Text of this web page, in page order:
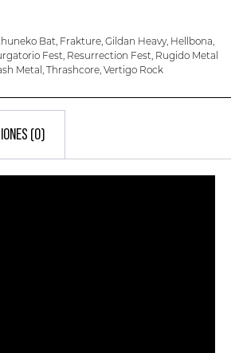
Bat, Frakture, Gildan Heavy, Hellbona,
Fest, Resurrection Fest, Rugido Metal
Metal , Thrashcore, Vertigo Rock
(0)